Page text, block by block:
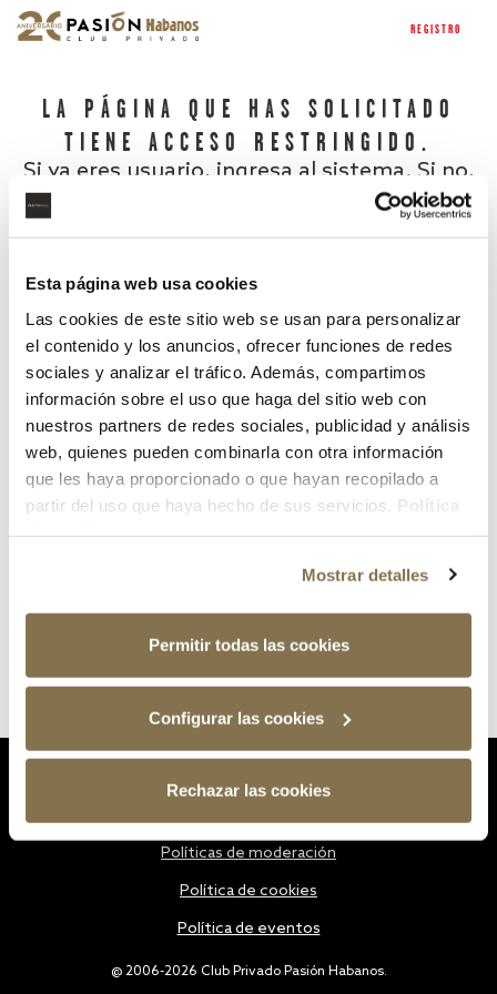
Esta página web usa cookies
Las cookies de este sitio web se usan para personalizar
el contenido y los anuncios, ofrecer funciones de redes
sociales y analizar el tráfico. Además, compartimos
información sobre el uso que haga del sitio web con
nuestros partners de redes sociales, publicidad y análisis
web, quienes pueden combinarla con otra información
que les haya proporcionado o que hayan recopilado a
partir del uso que haya hecho de sus servicios. Política
Mostrar detalles
Permitir todas las cookies
Configurar las cookies
Rechazar las cookies
REGISTRO
LA PÁGINA QUE HAS SOLICITADO
TIENE ACCESO RESTRINGIDO.
Si ya eres usuario, ingresa al sistema. Si no,
¿Has olvidado tu contraseña?
@ 2006-2026 Club Privado Pasión Habanos.
Políticas de moderación
Política de cookies
Política de eventos